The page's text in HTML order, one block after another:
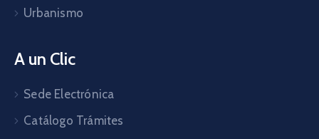
Urbanismo
A un Clic
Sede Electrónica
Catálogo Trámites